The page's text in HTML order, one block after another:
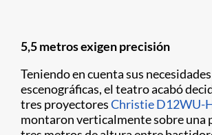
5,5 metros exigen precisión
Teniendo en cuenta sus necesidades
escenográficas, el teatro acabó
tres proyectoresChristie D12WU-
montaron verticalmente sobre una